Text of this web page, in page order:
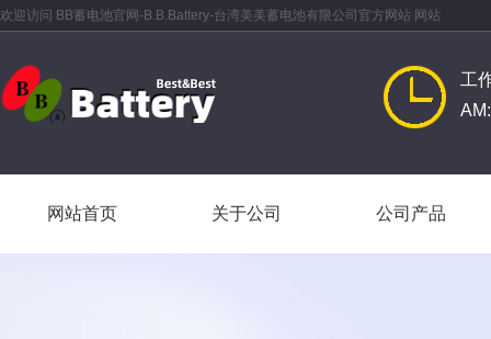
欢迎访问 BB蓄电池官网-B.B.Battery-台湾美美蓄电池有限公司官方网站 网站
工
网站首页 关于公司 公司产品